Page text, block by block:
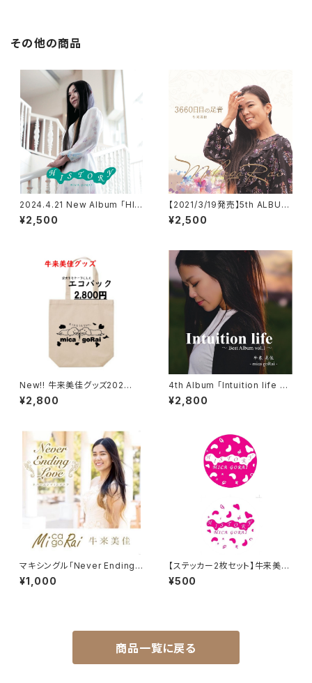
その他の商品
2024.4.21 New Album 「HIS
TORY」リリース！
¥2,500
【2021/3/19発売】5th ALBUM
「3660日目の足音」
¥2,500
New!! 牛来美佳グッズ202
6'「エコバッグ」
¥2,800
4th Album 「Intuition life ～
Best Album vol.1～」
¥2,800
マキシングル「Never Ending L
ove」
¥1,000
【ステッカー2枚セット】牛来美佳
グッズ -HISTORY-
¥500
商品一覧に戻る